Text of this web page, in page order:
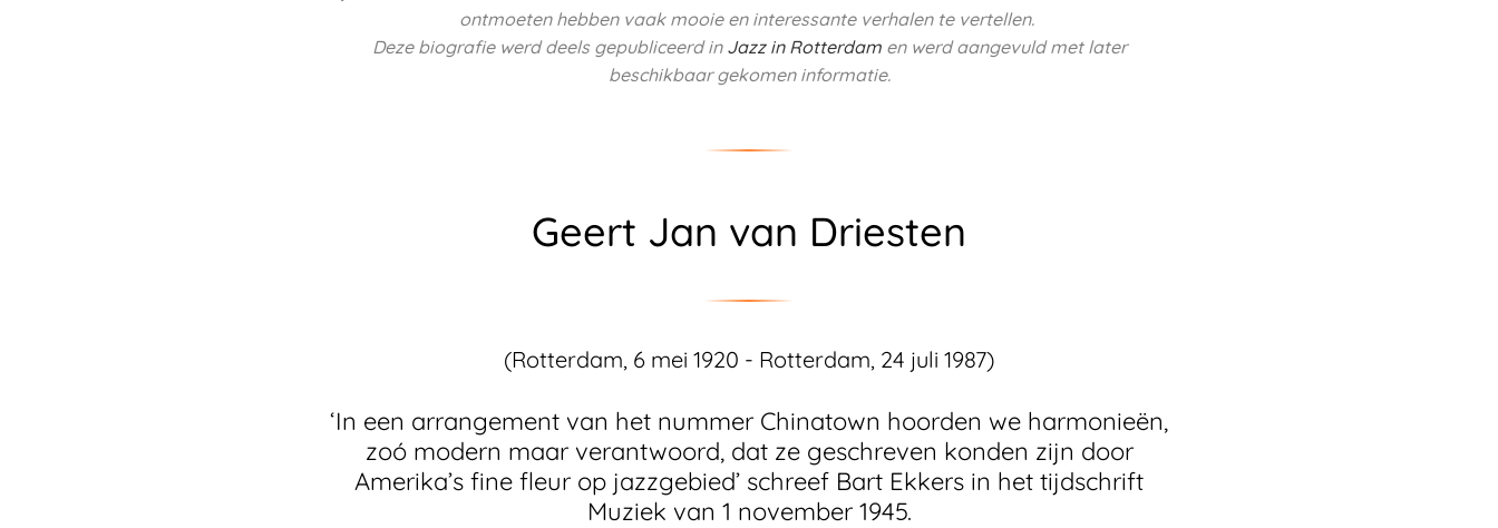
ontmoeten hebben vaak mooie en interessante verhalen te vertellen.
Deze biografie werd deelsgepubliceerd in Jazz in Rotterdamen werd aangevuld met later
beschikbaar gekomen informatie.
Geert Jan van Driesten
(Rotterdam, 6 mei 1920 - Rotterdam, 24 juli 1987)
‘In een arrangement van het nummer Chinatown hoorden we harmonieën,
zoó modern maar verantwoord, dat ze geschreven konden zijn door
Amerika’s fine fleur op jazzgebied’ schreef Bart Ekkers in het tijdschrift
Muziek van 1 november 1945.